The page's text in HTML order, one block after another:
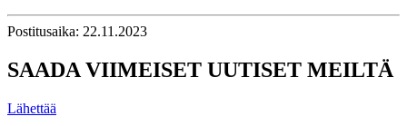
Postitusaika: 22.11.2023
SAADA VIIMEISET UUTISET MEILTÄ
Lähettää